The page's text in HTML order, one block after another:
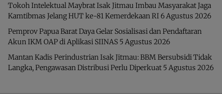
Tokoh Intelektual Maybrat Isak Jitmau Imbau Masyarakat Jaga
Kamtibmas Jelang HUT ke-81 Kemerdekaan RI6 Agustus 2026
Pemprov Papua Barat Daya Gelar Sosialisasi dan Pendaftaran
Akun IKM OAP di Aplikasi SIINAS 5 Agustus 2026
Mantan Kadis Perindustrian Isak Jitmau: BBM Bersubsidi Tidak
Langka, Pengawasan Distribusi Perlu Diperkuat 5 Agustus 2026